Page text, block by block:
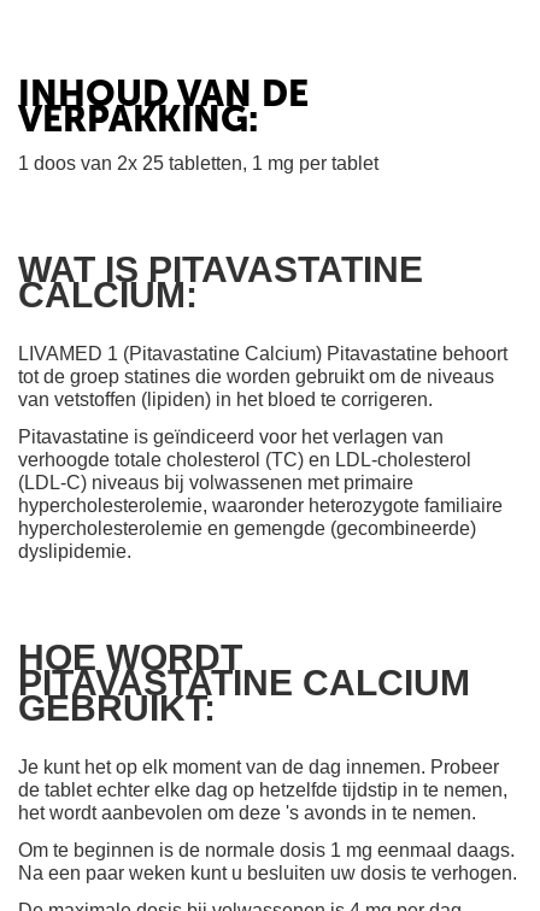
INHOUD VAN DE
VERPAKKING:
1 doos van 2x 25 tabletten, 1 mg per tablet
WAT IS PITAVASTATINE
CALCIUM:
LIVAMED 1 (Pitavastatine Calcium) Pitavastatine behoort
tot de groep statines die worden gebruikt om de niveaus
van vetstoffen (lipiden) in het bloed te corrigeren.
Pitavastatine is geïndiceerd voor het verlagen van
verhoogde totale cholesterol (TC) en LDL-cholesterol
(LDL-C) niveaus bij volwassenen met primaire
hypercholesterolemie, waaronder heterozygote familiaire
hypercholesterolemie en gemengde (gecombineerde)
dyslipidemie.
HOE WORDT
PITAVASTATINE CALCIUM
GEBRUIKT:
Je kunt het op elk moment van de dag innemen. Probeer
de tablet echter elke dag op hetzelfde tijdstip in te nemen,
het wordt aanbevolen om deze 's avonds in te nemen.
Om te beginnen is de normale dosis 1 mg eenmaal daags.
Na een paar weken kunt u besluiten uw dosis te verhogen.